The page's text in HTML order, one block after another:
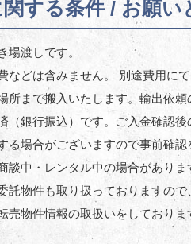
する条件 / お願い
場渡しです。
などは含みません。 別途費用にて
所まで搬入いたします。輸出依頼
（銀行振込）です。ご入金確認後
る場合がございますので事前確認
談中・レンタル中の場合がありま
託物件も取り扱っておりますの
売物件情報の取扱いをしており